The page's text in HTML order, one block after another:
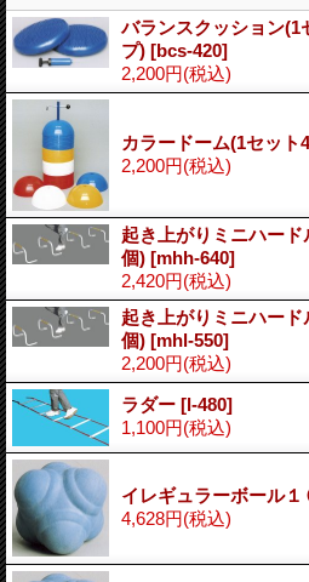
バランスクッション(1
プ) [bcs-420]
2,200円(税込)
カラードーム(1セット
2,200円(税込)
起き上がりミニハー
個) [mhh-640]
2,420円(税込)
起き上がりミニハー
個) [mhl-550]
2,200円(税込)
ラダー [l-480]
1,100円(税込)
イレギュラーボール１
4,628円(税込)